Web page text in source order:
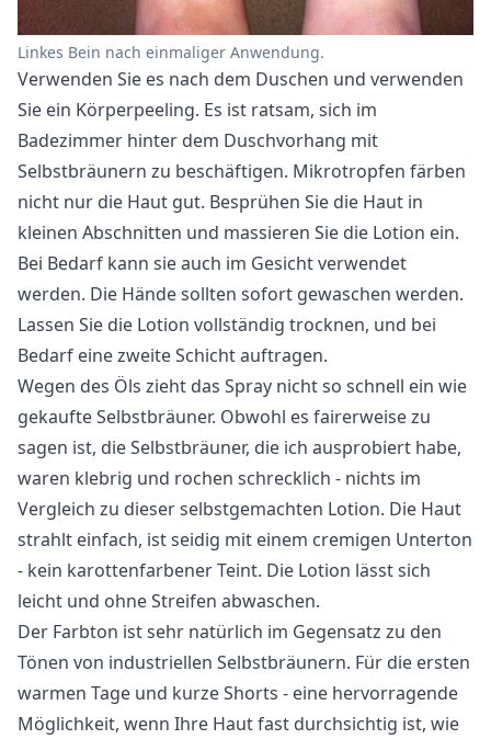
Linkes Bein nach einmaliger Anwendung.
Verwenden Sie es nach dem Duschen und verwenden
Sie ein Körperpeeling. Es ist ratsam, sich im
Badezimmer hinter dem Duschvorhang mit
Selbstbräunern zu beschäftigen. Mikrotropfen färben
nicht nur die Haut gut. Besprühen Sie die Haut in
kleinen Abschnitten und massieren Sie die Lotion ein.
Bei Bedarf kann sie auch im Gesicht verwendet
werden. Die Hände sollten sofort gewaschen werden.
Lassen Sie die Lotion vollständig trocknen, und bei
Bedarf eine zweite Schicht auftragen.
Wegen des Öls zieht das Spray nicht so schnell ein wie
gekaufte Selbstbräuner. Obwohl es fairerweise zu
sagen ist, die Selbstbräuner, die ich ausprobiert habe,
waren klebrig und rochen schrecklich - nichts im
Vergleich zu dieser selbstgemachten Lotion. Die Haut
strahlt einfach, ist seidig mit einem cremigen Unterton
- kein karottenfarbener Teint. Die Lotion lässt sich
leicht und ohne Streifen abwaschen.
Der Farbton ist sehr natürlich im Gegensatz zu den
Tönen von industriellen Selbstbräunern. Für die ersten
warmen Tage und kurze Shorts - eine hervorragende
Möglichkeit, wenn Ihre Haut fast durchsichtig ist, wie